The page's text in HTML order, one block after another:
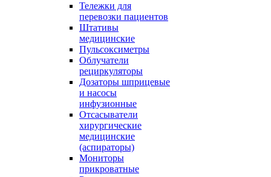
Тележки для
перевозки пациентов
Штативы
медицинские
Пульсоксиметры
Облучатели
рециркуляторы
Дозаторы шприцевые
и насосы
инфузионные
Отсасыватели
хирургические
медицинские
(аспираторы)
Мониторы
прикроватные